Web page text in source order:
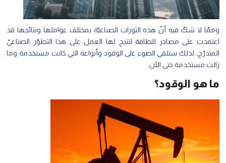
وممّا لا شكّ فيه أنّ هذه الثورات الصناعيّة بمختلف عواملها ونتائجها قد
اعتمدت على مصادر للطاقة لتتيح لها العمل على هذا التطوّر الصناعيّ
المتدرّج، لذلك سنلقي الضوء على الوقود وأنواعه التي كانت مستخدمة وما
زالت مستخدمة حتى الآن.
ما هو الوقود؟